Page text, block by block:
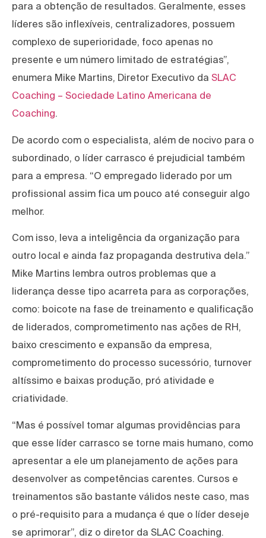
para a obtenção de resultados. Geralmente, esses
líderes são inflexíveis, centralizadores, possuem
complexo de superioridade, foco apenas no
presente e um número limitado de estratégias”,
enumera Mike Martins, Diretor Executivo da SLAC
Coaching – Sociedade Latino Americana de
Coaching.
De acordo com o especialista, além de nocivo para o
subordinado, o líder carrasco é prejudicial também
para a empresa. “O empregado liderado por um
profissional assim fica um pouco até conseguir algo
melhor.
Com isso, leva a inteligência da organização para
outro local e ainda faz propaganda destrutiva dela.”
Mike Martins lembra outros problemas que a
liderança desse tipo acarreta para as corporações,
como: boicote na fase de treinamento e qualificação
de liderados, comprometimento nas ações de RH,
baixo crescimento e expansão da empresa,
comprometimento do processo sucessório, turnover
altíssimo e baixas produção, pró atividade e
criatividade.
“Mas é possível tomar algumas providências para
que esse líder carrasco se torne mais humano, como
apresentar a ele um planejamento de ações para
desenvolver as competências carentes. Cursos e
treinamentos são bastante válidos neste caso, mas
o pré-requisito para a mudança é que o líder deseje
se aprimorar”, diz o diretor da SLAC Coaching.